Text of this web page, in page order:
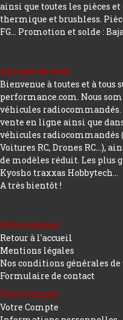
ainsi que toutes les pièces
thermique et brushless.
FG... Promotion et solde :
A propos de nous
Bienvenue à toutes et à
performance.com. Nous
véhicules radiocommandés.
vente en ligne ainsi que
véhicules radiocommandés
Voitures RC, Drones RC…),
de modèles réduit. Les plus
Kyosho traxxas Hobbytech...
A très bientôt !
Informations
Retour à l'accueil
Mentions légales
Nos conditions générales de
Formulaire de contact
Votre Compte
Votre Compte